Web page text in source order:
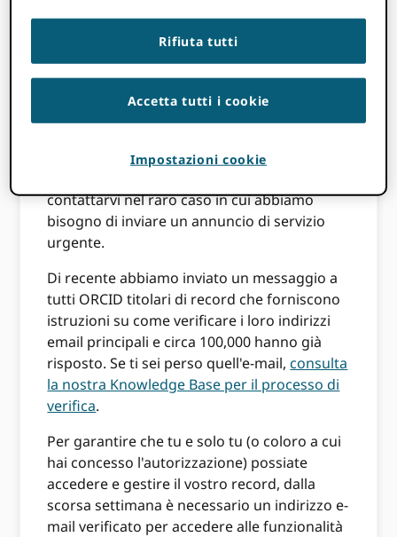
ORCID registrare è importante. È necessaria
gestire chi può accedere al tuo record. È
contattarvi nel raro caso in cui abbiamo
bisogno di inviare un annuncio di servizio
urgente.
Di recente abbiamo inviato un messaggio a
tutti ORCID titolari di record che forniscono
istruzioni su come verificare i loro indirizzi
email principali e circa 100,000 hanno già
risposto. Se ti sei perso quell'e-mail,consulta
la nostra Knowledge Base per il processo di
verifica.
Per garantire che tu e solo tu (o coloro a cui
hai concesso l'autorizzazione) possiate
accedere e gestire il vostro record, dalla
scorsa settimana è necessario un indirizzo e-
mail verificato per accedere alle funzionalità
Rifiuta tutti
Accetta tutti i cookie
Impostazioni cookie